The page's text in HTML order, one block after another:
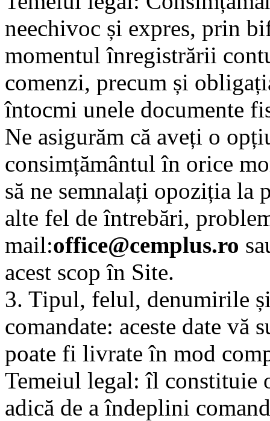
neechivoc și expres, prin
momentul înregistrării
comenzi, precum și
întocmi unele documente
Ne asigurăm că aveți o
consimțământul în orice
să ne semnalați opoziția la
alte fel de întrebări,
mail:office@cemplus.ro
acest scop în Site.
3. Tipul, felul, denumirile
comandate: aceste date vă
poate fi livrate în mod
Temeiul legal: îl constituie
adică de a îndeplini